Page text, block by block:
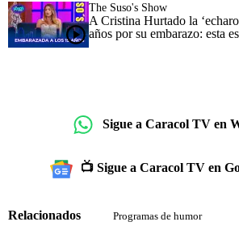
The Suso's Show
A Cristina Hurtado la
años por su embarazo: esta
Sigue a Caracol TV en
📺 Sigue a Caracol TV en
Relacionados Programas de humor